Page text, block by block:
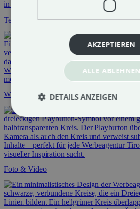
Text & Content
Web & Development
Foto & Video
AKZEPTIEREN
ALLE ABLEHNEN
DETAILS ANZEIGEN